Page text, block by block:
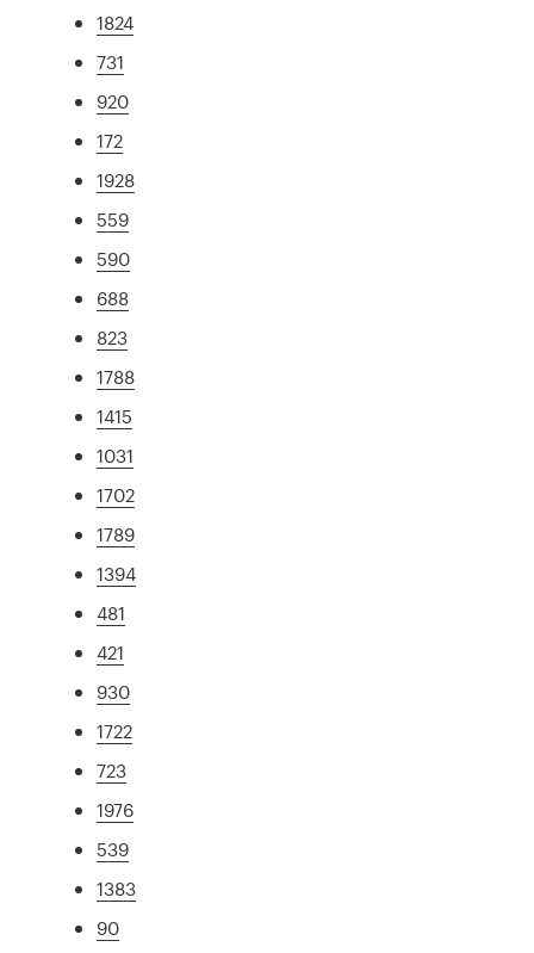
1824
731
920
172
1928
559
590
688
823
1788
1415
1031
1702
1789
1394
481
421
930
1722
723
1976
539
1383
90